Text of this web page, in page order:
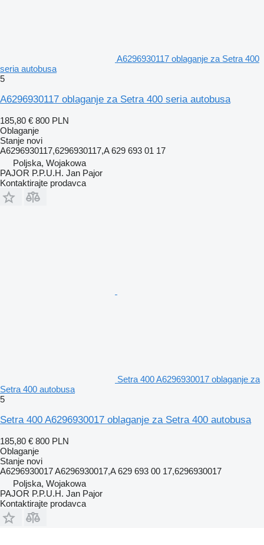
A6296930117 oblaganje za Setra 400
seria autobusa
5
A6296930117 oblaganje za Setra 400 seria autobusa
185,80 € 800 PLN
Oblaganje
Stanje novi
A6296930117,6296930117,A 629 693 01 17
Poljska, Wojakowa
PAJOR P.P.U.H. Jan Pajor
Kontaktirajte prodavca
Setra 400 A6296930017 oblaganje za
Setra 400 autobusa
5
Setra 400 A6296930017 oblaganje za Setra 400 autobusa
185,80 € 800 PLN
Oblaganje
Stanje novi
A6296930017 A6296930017,A 629 693 00 17,6296930017
Poljska, Wojakowa
PAJOR P.P.U.H. Jan Pajor
Kontaktirajte prodavca